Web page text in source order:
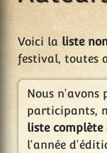
Voici la liste
festival, toutes
Nous n'avons
participants,
liste complète
l'année